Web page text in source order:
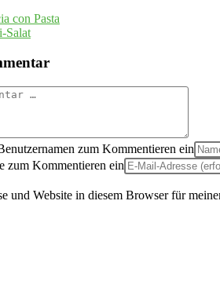
con Pasta
Salat
zum Kommentieren ein
zum Kommentieren ein
und Website in diesem Browser für